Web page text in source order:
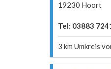
19230 Hoort
Tel: 03883
3 km Umkreis